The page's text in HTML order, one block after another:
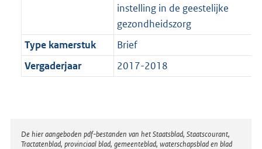
instelling in de geestelijke
gezondheidszorg
Type kamerstuk
Brief
Vergaderjaar
2017-2018
Disclaimer
De hier aangeboden pdf-bestanden van het Staatsblad, Staatscourant,
Tractatenblad, provinciaal blad, gemeenteblad, waterschapsblad en blad